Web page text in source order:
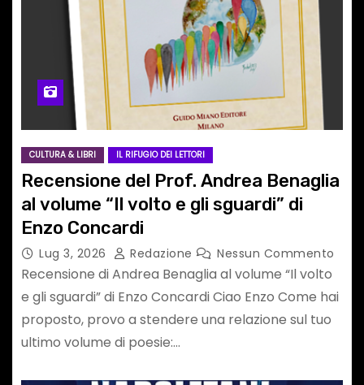
CULTURA & LIBRI IL RIFUGIO DEI LETTORI
Recensione del Prof. Andrea Benaglia
al volume “Il volto e gli sguardi” di
Enzo Concardi
Lug 3, 2026 Redazione Nessun Commento
Recensione di Andrea Benaglia al volume “Il volto
e gli sguardi” di Enzo Concardi Ciao Enzo Come hai
proposto, provo a stendere una relazione sul tuo
ultimo volume di poesie:…